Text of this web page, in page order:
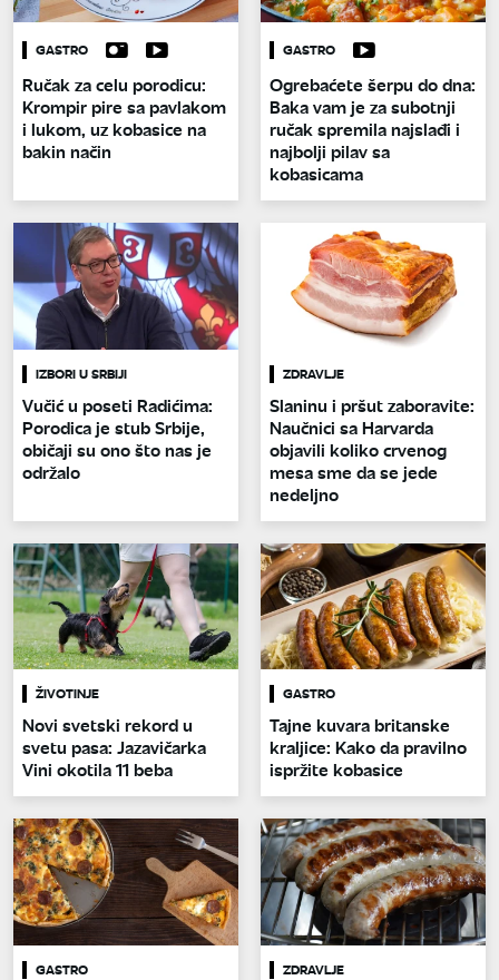
GASTRO
Ručak za celu porodicu:
Krompir pire sa pavlakom
i lukom, uz kobasice na
bakin način
GASTRO
Ogrebaćete šerpu do dna:
Baka vam je za subotnji
ručak spremila najslađi i
najbolji pilav sa
kobasicama
IZBORI U SRBIJI
Vučić u poseti Radićima:
Porodica je stub Srbije,
običaji su ono što nas je
održalo
ZDRAVLJE
Slaninu i pršut zaboravite:
Naučnici sa Harvarda
objavili koliko crvenog
mesa sme da se jede
nedeljno
ŽIVOTINJE
Novi svetski rekord u
svetu pasa: Jazavičarka
Vini okotila 11 beba
GASTRO
Tajne kuvara britanske
kraljice: Kako da pravilno
ispržite kobasice
GASTRO ZDRAVLJE